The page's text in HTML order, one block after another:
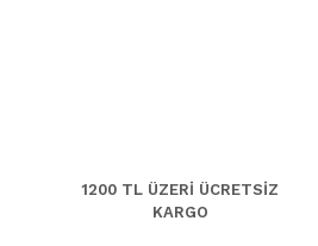
1200 TL ÜZERİ ÜCRETSİZ
KARGO